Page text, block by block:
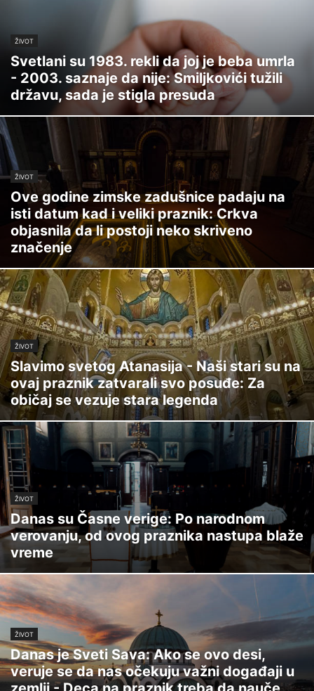
ŽIVOT
Svetlani su 1983. rekli da joj je beba umrla
- 2003. saznaje da nije: Smiljkovići tužili
državu, sada je stigla presuda
ŽIVOT
Ove godine zimske zadušnice padaju na
isti datum kad i veliki praznik: Crkva
objasnila da li postoji neko skriveno
značenje
ŽIVOT
Slavimo svetog Atanasija - Naši stari su na
ovaj praznik zatvarali svo posuđe: Za
običaj se vezuje stara legenda
ŽIVOT
Danas su Časne verige: Po narodnom
verovanju, od ovog praznika nastupa blaže
vreme
ŽIVOT
Danas je Sveti Sava: Ako se ovo desi,
veruje se da nas očekuju važni događaji u